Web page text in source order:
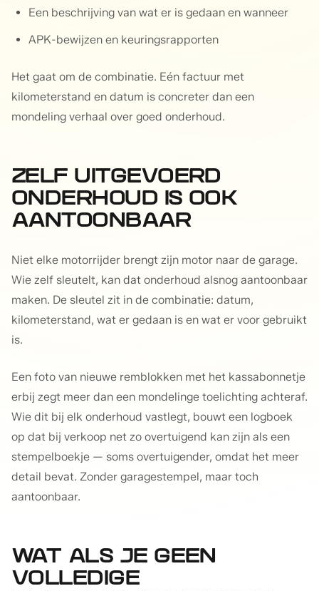
Een beschrijving van wat er is gedaan en wanneer
APK-bewijzen en keuringsrapporten
Het gaat om de combinatie. Eén factuur met
kilometerstand en datum is concreter dan een
mondeling verhaal over goed onderhoud.
ZELF UITGEVOERD
ONDERHOUD IS OOK
AANTOONBAAR
Niet elke motorrijder brengt zijn motor naar de garage.
Wie zelf sleutelt, kan dat onderhoud alsnog aantoonbaar
maken. De sleutel zit in de combinatie: datum,
kilometerstand, wat er gedaan is en wat er voor gebruikt
is.
Een foto van nieuwe remblokken met het kassabonnetje
erbij zegt meer dan een mondelinge toelichting achteraf.
Wie dit bij elk onderhoud vastlegt, bouwt een logboek
op dat bij verkoop net zo overtuigend kan zijn als een
stempelboekje — soms overtuigender, omdat het meer
detail bevat. Zonder garagestempel, maar toch
aantoonbaar.
WAT ALS JE GEEN
VOLLEDIGE